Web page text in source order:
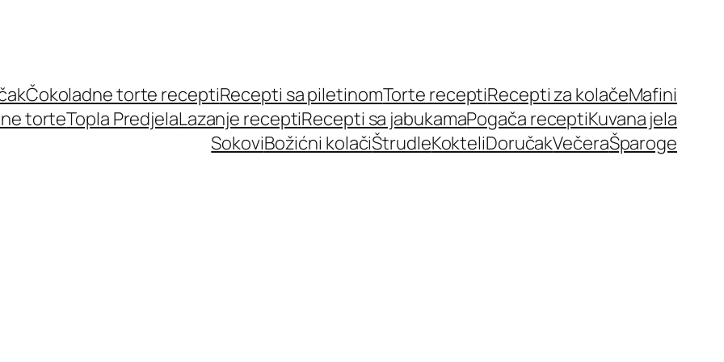
Čokoladne torte receptiRecepti sa piletinomTorte receptiRecepti za kolačeMafini
torteTopla PredjelaLazanje receptiRecepti sa jabukamaPogača receptiKuvana jela
SokoviBožićni kolačiŠtrudleKokteliDoručakVečeraŠparoge